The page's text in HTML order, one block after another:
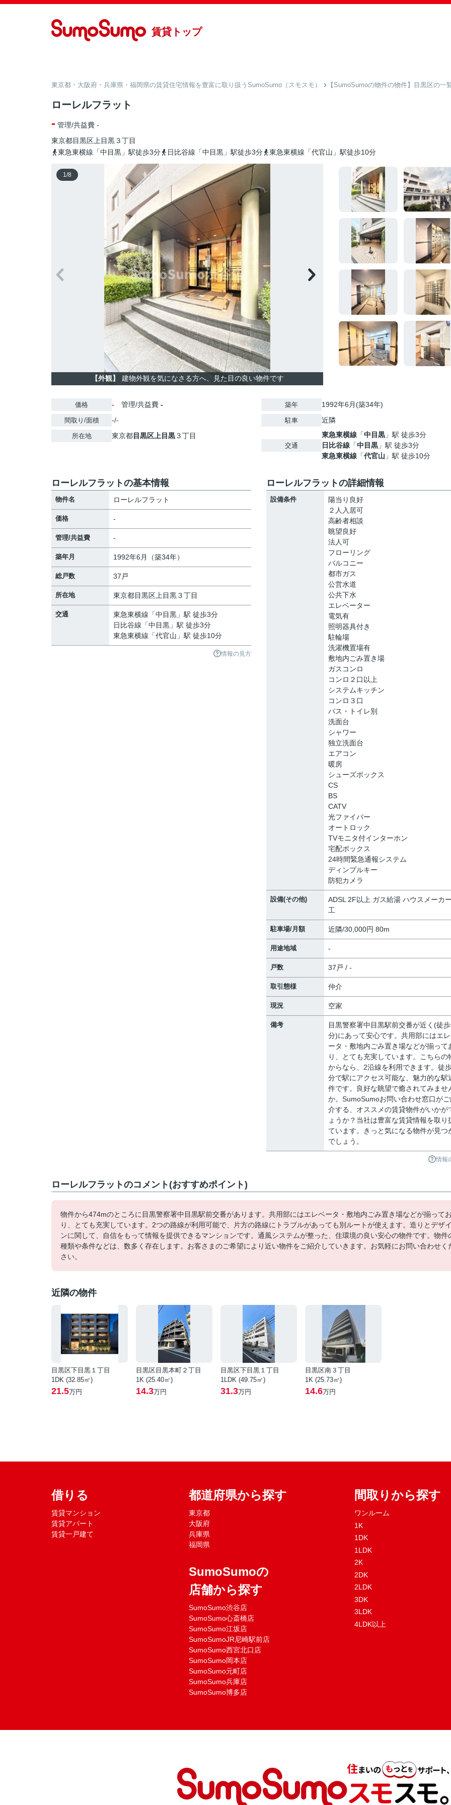
賃貸トップ
東京都・大阪府・兵庫県・福岡県の賃貸住宅情報を豊富に取り扱うSumoSumo（スモスモ） 【SumoSumoの物件の物件】目黒区の一
ローレルフラット
- 管理/共益費 -
東京都目黒区 上目黒３丁目
東急東横線「中目黒」駅徒歩3分
日比谷線「中目黒」駅徒歩3分 東急東横線「代官山」駅徒歩10分
1/8
【外観】 建物外観を気になさる方へ、見た目の良い物件です
価格 - 管理/共益費 -
間取り/面積 -/-
所在地 東京都目黒区 上目黒３丁目
築年 1992年6月(築34年)
駐車 近隣
交通
東急東横線 「中目黒 」駅 徒歩3分
日比谷線 「中目黒 」駅 徒歩3分
東急東横線 「代官山 」駅 徒歩10分
ローレルフラットの基本情報
物件名 ローレルフラット
価格 -
管理/共益費 -
築年月 1992年6月（築34年）
総戸数 37戸
所在地 東京都目黒区 上目黒３丁目
交通 東急東横線 「中目黒 」駅 徒歩3分
日比谷線 「中目黒 」駅 徒歩3分
東急東横線 「代官山 」駅 徒歩10分
情報の見方
ローレルフラットの詳細情報
設備条件
陽当り良好
２人入居可
高齢者相談
眺望良好
法人可
フローリング
バルコニー
都市ガス
公営水道
公共下水
エレベーター
電気有
照明器具付き
駐輪場
洗濯機置場有
敷地内ごみ置き場
ガスコンロ
コンロ２口以上
システムキッチン
コンロ３口
バス・トイレ別
洗面台
シャワー
独立洗面台
エアコン
暖房
シューズボックス
CS
BS
CATV
光ファイバー
オートロック
TVモニタ付インターホン
宅配ボックス
24時間緊急通報システム
ディンプルキー
防犯カメラ
設備(その他)
ADSL 2F以上 ガス給湯 ハウスメーカ
工
駐車場/月額 近隣/30,000円 80m
用途地域 -
戸数 37戸 / -
取引態様 仲介
現況 空家
備考
目黒警察署中目黒駅前交番が近く(徒
分)にあって安心です。共用部にはエ
ータ・敷地内ごみ置き場などが揃って
り、とても充実しています。こちらの
からなら、2沿線を利用できます。徒
分で駅にアクセス可能な、魅力的な駅
件です。良好な眺望で癒されてみませ
か。SumoSumoお問い合わせ窓口が
介する、オススメの賃貸物件がいかが
ょうか？当社は豊富な賃貸情報を取り
ています。きっと気になる物件が見つ
でしょう。
情報
ローレルフラットのコメント(おすすめポイント)
物件から474mのところに目黒警察署中目黒駅前交番があります。共用部にはエレベータ・敷地内ごみ置き場などが揃って
り、とても充実しています。2つの路線が利用可能で、片方の路線にトラブルがあっても別ルートが使えます。造りとデザ
ンに関して、自信をもって情報を提供できるマンションです。通風システムが整った、住環境の良い安心の物件です。物件
種類や条件などは、数多く存在します。お客さまのご希望により近い物件をご紹介していきます。お気軽にお問い合わせく
さい。
近隣の物件
目黒区下目黒１丁目
1DK (32.85㎡)
21.5万円
目黒区目黒本町２丁目
1K (25.40㎡)
14.3万円
目黒区下目黒１丁目
1LDK (49.75㎡)
31.3万円
目黒区南３丁目
1K (25.73㎡)
14.6万円
借りる
賃貸マンション
賃貸アパート
賃貸一戸建て
都道府県から探す
東京都
大阪府
兵庫県
福岡県
SumoSumoの
店舗から探す
SumoSumo渋谷店
SumoSumo心斎橋店
SumoSumo江坂店
SumoSumoJR尼崎駅前店
SumoSumo西宮北口店
SumoSumo岡本店
SumoSumo元町店
SumoSumo兵庫店
SumoSumo博多店
間取りから探す
ワンルーム
1K
1DK
1LDK
2K
2DK
2LDK
3DK
3LDK
4LDK以上